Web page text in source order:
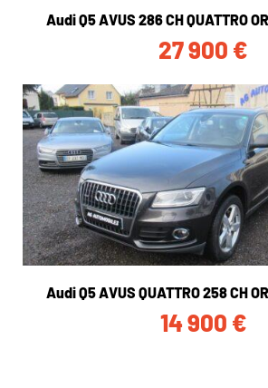
Audi Q5 AVUS 286 CH QUATTRO
27 900 €
Audi Q5 AVUS QUATTRO 258 CH
14 900 €